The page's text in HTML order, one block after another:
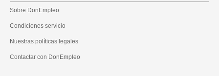
Sobre DonEmpleo
Condiciones servicio
Nuestras políticas legales
Contactar con DonEmpleo